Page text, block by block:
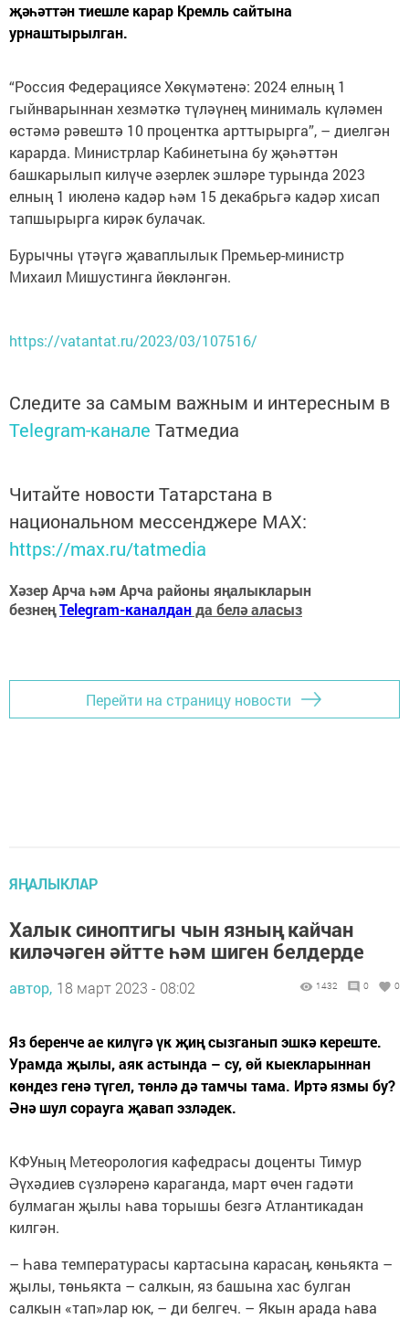
җәһәттән тиешле карар Кремль сайтына
урнаштырылган.
“Россия Федерациясе Хөкүмәтенә: 2024 елның 1
гыйнварыннан хезмәткә түләүнең минималь күләмен
өстәмә рәвештә 10 процентка арттырырга”, – диелгән
карарда. Министрлар Кабинетына бу җәһәттән
башкарылып килүче әзерлек эшләре турында 2023
елның 1 июленә кадәр һәм 15 декабрьгә кадәр хисап
тапшырырга кирәк булачак.
Бурычны үтәүгә җаваплылык Премьер-министр
Михаил Мишустинга йөкләнгән.
https://vatantat.ru/2023/03/107516/
Следите за самым важным и интересным в
Telegram-канале Татмедиа
Читайте новости Татарстана в
национальном мессенджере MАХ:
https://max.ru/tatmedia
Хәзер Арча һәм Арча районы яңалыкларын
безнеңTelegram-каналданда белә аласыз
Перейти на страницу новости
ЯҢАЛЫКЛАР
Халык синоптигы чын язның кайчан
киләчәген әйтте һәм шиген белдерде
автор, 18 март 2023 - 08:02 1432 0 0
Яз беренче ае килүгә үк җиң сызганып эшкә кереште.
Урамда җылы, аяк астында – су, өй кыекларыннан
көндез генә түгел, төнлә дә тамчы тама. Иртә язмы бу?
Әнә шул сорауга җавап эзләдек.
КФУның Метеорология кафедрасы доценты Тимур
Әүхәдиев сүзләренә караганда, март өчен гадәти
булмаган җылы һава торышы безгә Атлантикадан
килгән.
– Һава температурасы картасына карасаң, көньякта –
җылы, төньякта – салкын, яз башына хас булган
салкын «тап»лар юк, – ди белгеч. – Якын арада һава